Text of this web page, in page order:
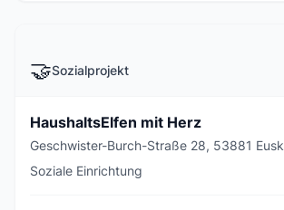
🤝Sozialprojekt
HaushaltsElfen mit Herz
Geschwister-Burch-Straße 28, 53881
Soziale Einrichtung